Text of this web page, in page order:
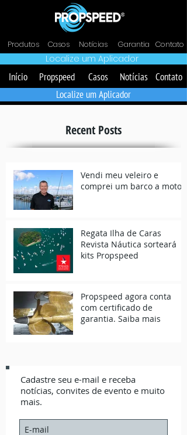
Produtos Casos Notícias Garantia Contato
Localize um Aplicador
Início Propspeed Casos Notícias Contato
Localize um Aplicador
Recent Posts
Vendi meu veleiro e
comprei um barco a motor
Regata Ilha de Caras
Revista Náutica sorteará
kits Propspeed
Propspeed agora conta
com certificado de
garantia. Saiba mais
Cadastre seu e-mail e receba
notícias, convites de evento e muito
mais.